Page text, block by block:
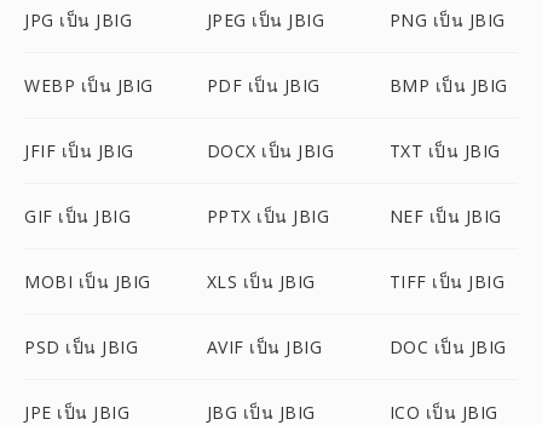
JPG เป็น JBIG JPEG เป็น JBIG PNG เป็น JBIG
WEBP เป็น JBIG PDF เป็น JBIG BMP เป็น JBIG
JFIF เป็น JBIG DOCX เป็น JBIG TXT เป็น JBIG
GIF เป็น JBIG PPTX เป็น JBIG NEF เป็น JBIG
MOBI เป็น JBIG XLS เป็น JBIG TIFF เป็น JBIG
PSD เป็น JBIG AVIF เป็น JBIG DOC เป็น JBIG
JPE เป็น JBIG JBG เป็น JBIG ICO เป็น JBIG